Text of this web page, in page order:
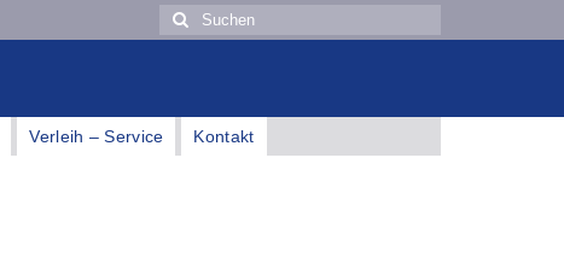
Verleih – Service Kontakt